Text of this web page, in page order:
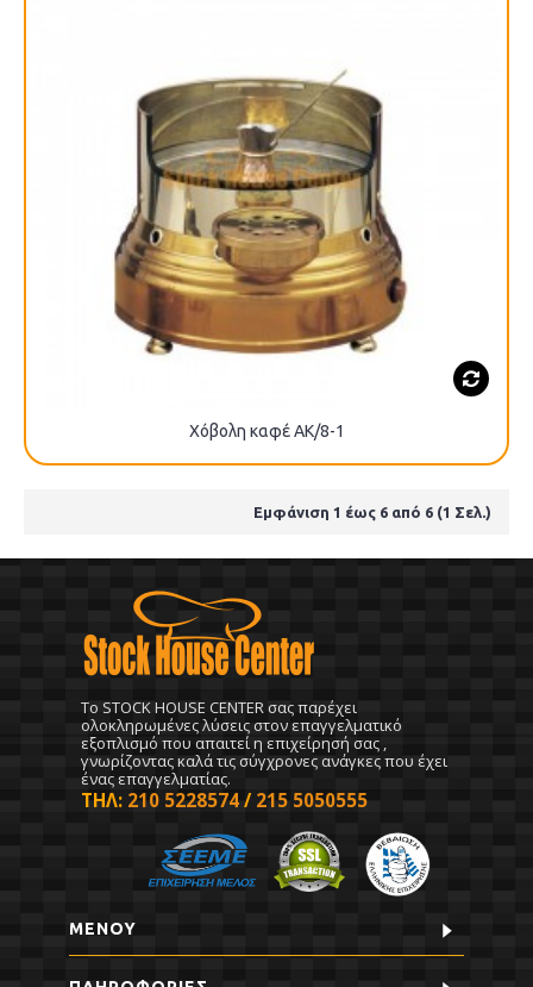
Χόβολη καφέ ΑΚ/8-1
Εμφάνιση 1 έως 6 από 6 (1 Σελ.)
To STOCK HOUSE CENTER σας παρέχει
ολοκληρωμένες λύσεις στον επαγγελματικό
εξοπλισμό που απαιτεί η επιχείρησή σας ,
γνωρίζοντας καλά τις σύγχρονες ανάγκες που έχει
ένας επαγγελματίας.
ΤΗΛ: 210 5228574 / 215 5050555
ΜΕΝΟΥ